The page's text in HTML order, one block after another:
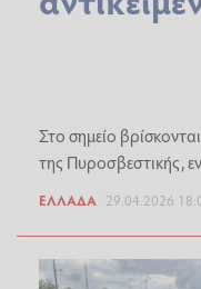
Στο σημείο
της Πυροσβεστικής,
ΕΛΛΆΔΑ 29.04.2026